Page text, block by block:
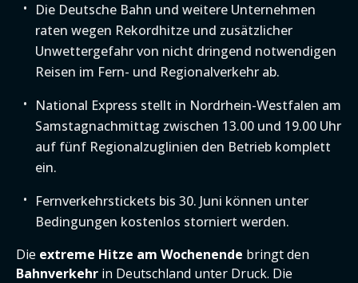
Die Deutsche Bahn und weitere Unternehmen
raten wegen Rekordhitze und zusätzlicher
Unwettergefahr von nicht dringend notwendigen
Reisen im Fern- und Regionalverkehr ab.
National Express stellt in Nordrhein-Westfalen am
Samstagnachmittag zwischen 13.00 und 19.00 Uhr
auf fünf Regionalzuglinien den Betrieb komplett
ein.
Fernverkehrstickets bis 30. Juni können unter
Bedingungen kostenlos storniert werden.
Die extreme Hitze am Wochenende bringt den
Bahnverkehr in Deutschland unter Druck. Die